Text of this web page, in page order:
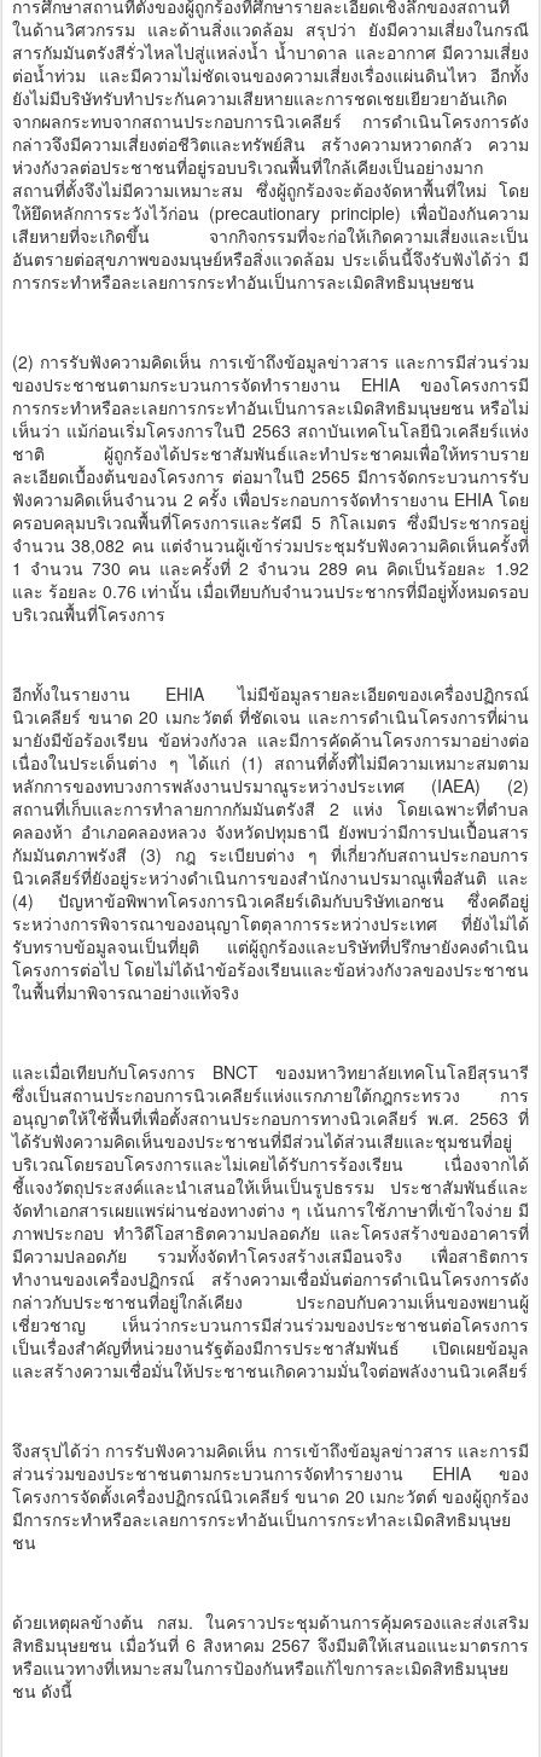
การศึกษาสถานที่ตั้งของผู้ถูกร้องที่ศึกษารายละเอียดเชิงลึกของสถานที่
ในด้านวิศวกรรม และด้านสิ่งแวดล้อม สรุปว่า ยังมีความเสี่ยงในกรณี
สารกัมมันตรังสีรั่วไหลไปสู่แหล่งน้ำ น้ำบาดาล และอากาศ มีความเสี่ยง
ต่อน้ำท่วม และมีความไม่ชัดเจนของความเสี่ยงเรื่องแผ่นดินไหว อีกทั้ง
ยังไม่มีบริษัทรับทำประกันความเสียหายและการชดเชยเยียวยาอันเกิด
จากผลกระทบจากสถานประกอบการนิวเคลียร์ การดำเนินโครงการดัง
กล่าวจึงมีความเสี่ยงต่อชีวิตและทรัพย์สิน สร้างความหวาดกลัว ความ
ห่วงกังวลต่อประชาชนที่อยู่รอบบริเวณพื้นที่ใกล้เคียงเป็นอย่างมาก
สถานที่ตั้งจึงไม่มีความเหมาะสม ซึ่งผู้ถูกร้องจะต้องจัดหาพื้นที่ใหม่ โดย
ให้ยึดหลักการระวังไว้ก่อน (precautionary principle) เพื่อป้องกันความ
เสียหายที่จะเกิดขึ้น จากกิจกรรมที่จะก่อให้เกิดความเสี่ยงและเป็น
อันตรายต่อสุขภาพของมนุษย์หรือสิ่งแวดล้อม ประเด็นนี้จึงรับฟังได้ว่า มี
การกระทำหรือละเลยการกระทำอันเป็นการละเมิดสิทธิมนุษยชน
(2) การรับฟังความคิดเห็น การเข้าถึงข้อมูลข่าวสาร และการมีส่วนร่วม
ของประชาชนตามกระบวนการจัดทำรายงาน EHIA ของโครงการมี
การกระทำหรือละเลยการกระทำอันเป็นการละเมิดสิทธิมนุษยชน หรือไม่
เห็นว่า แม้ก่อนเริ่มโครงการในปี 2563 สถาบันเทคโนโลยีนิวเคลียร์แห่ง
ชาติ ผู้ถูกร้องได้ประชาสัมพันธ์และทำประชาคมเพื่อให้ทราบราย
ละเอียดเบื้องต้นของโครงการ ต่อมาในปี 2565 มีการจัดกระบวนการรับ
ฟังความคิดเห็นจำนวน 2 ครั้ง เพื่อประกอบการจัดทำรายงาน EHIA โดย
ครอบคลุมบริเวณพื้นที่โครงการและรัศมี 5 กิโลเมตร ซึ่งมีประชากรอยู่
จำนวน 38,082 คน แต่จำนวนผู้เข้าร่วมประชุมรับฟังความคิดเห็นครั้งที่
1 จำนวน 730 คน และครั้งที่ 2 จำนวน 289 คน คิดเป็นร้อยละ 1.92
และ ร้อยละ 0.76 เท่านั้น เมื่อเทียบกับจำนวนประชากรที่มีอยู่ทั้งหมดรอบ
บริเวณพื้นที่โครงการ
อีกทั้งในรายงาน EHIA ไม่มีข้อมูลรายละเอียดของเครื่องปฏิกรณ์
นิวเคลียร์ ขนาด 20 เมกะวัตต์ ที่ชัดเจน และการดำเนินโครงการที่ผ่าน
มายังมีข้อร้องเรียน ข้อห่วงกังวล และมีการคัดค้านโครงการมาอย่างต่อ
เนื่องในประเด็นต่าง ๆ ได้แก่ (1) สถานที่ตั้งที่ไม่มีความเหมาะสมตาม
หลักการของทบวงการพลังงานปรมาณูระหว่างประเทศ (IAEA) (2)
สถานที่เก็บและการทำลายกากกัมมันตรังสี 2 แห่ง โดยเฉพาะที่ตำบล
คลองห้า อำเภอคลองหลวง จังหวัดปทุมธานี ยังพบว่ามีการปนเปื้อนสาร
กัมมันตภาพรังสี (3) กฎ ระเบียบต่าง ๆ ที่เกี่ยวกับสถานประกอบการ
นิวเคลียร์ที่ยังอยู่ระหว่างดำเนินการของสำนักงานปรมาณูเพื่อสันติ และ
(4) ปัญหาข้อพิพาทโครงการนิวเคลียร์เดิมกับบริษัทเอกชน ซึ่งคดีอยู่
ระหว่างการพิจารณาของอนุญาโตตุลาการระหว่างประเทศ ที่ยังไม่ได้
รับทราบข้อมูลจนเป็นที่ยุติ แต่ผู้ถูกร้องและบริษัทที่ปรึกษายังคงดำเนิน
โครงการต่อไป โดยไม่ได้นำข้อร้องเรียนและข้อห่วงกังวลของประชาชน
ในพื้นที่มาพิจารณาอย่างแท้จริง
และเมื่อเทียบกับโครงการ BNCT ของมหาวิทยาลัยเทคโนโลยีสุรนารี
ซึ่งเป็นสถานประกอบการนิวเคลียร์แห่งแรกภายใต้กฎกระทรวง การ
อนุญาตให้ใช้พื้นที่เพื่อตั้งสถานประกอบการทางนิวเคลียร์ พ.ศ. 2563 ที่
ได้รับฟังความคิดเห็นของประชาชนที่มีส่วนได้ส่วนเสียและชุมชนที่อยู่
บริเวณโดยรอบโครงการและไม่เคยได้รับการร้องเรียน เนื่องจากได้
ชี้แจงวัตถุประสงค์และนำเสนอให้เห็นเป็นรูปธรรม ประชาสัมพันธ์และ
จัดทำเอกสารเผยแพร่ผ่านช่องทางต่าง ๆ เน้นการใช้ภาษาที่เข้าใจง่าย มี
ภาพประกอบ ทำวิดีโอสาธิตความปลอดภัย และโครงสร้างของอาคารที่
มีความปลอดภัย รวมทั้งจัดทำโครงสร้างเสมือนจริง เพื่อสาธิตการ
ทำงานของเครื่องปฏิกรณ์ สร้างความเชื่อมั่นต่อการดำเนินโครงการดัง
กล่าวกับประชาชนที่อยู่ใกล้เคียง ประกอบกับความเห็นของพยานผู้
เชี่ยวชาญ เห็นว่ากระบวนการมีส่วนร่วมของประชาชนต่อโครงการ
เป็นเรื่องสำคัญที่หน่วยงานรัฐต้องมีการประชาสัมพันธ์ เปิดเผยข้อมูล
และสร้างความเชื่อมั่นให้ประชาชนเกิดความมั่นใจต่อพลังงานนิวเคลียร์
จึงสรุปได้ว่า การรับฟังความคิดเห็น การเข้าถึงข้อมูลข่าวสาร และการมี
ส่วนร่วมของประชาชนตามกระบวนการจัดทำรายงาน EHIA ของ
โครงการจัดตั้งเครื่องปฏิกรณ์นิวเคลียร์ ขนาด 20 เมกะวัตต์ ของผู้ถูกร้อง
มีการกระทำหรือละเลยการกระทำอันเป็นการกระทำละเมิดสิทธิมนุษย
ชน
ด้วยเหตุผลข้างต้น กสม. ในคราวประชุมด้านการคุ้มครองและส่งเสริม
สิทธิมนุษยชน เมื่อวันที่ 6 สิงหาคม 2567 จึงมีมติให้เสนอแนะมาตรการ
หรือแนวทางที่เหมาะสมในการป้องกันหรือแก้ไขการละเมิดสิทธิมนุษย
ชน ดังนี้